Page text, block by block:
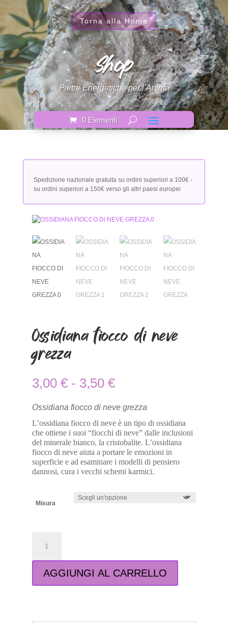
Torna alla Home
Shop
Pietre Energetiche per l’Anima
0 Elementi
Spedizione nazionale gratuita su ordini superiori a 100€ -
su ordini superiori a 150€ verso gli altri paesi europei
Ossidiana fiocco di neve
grezza
3,00 € - 3,50 €Fascia
di
da
3,00 €
a
3,50 €
Ossidiana fiocco di neve grezza
L’ossidiana fiocco di neve è un tipo di ossidiana
che ottiene i suoi “fiocchi di neve” dalle inclusioni
del minerale bianco, la cristobalite. L’ossidiana
fiocco di neve aiuta a portare le emozioni in
superficie e ad esaminare i modelli di pensiero
dannosi, cura i vecchi schemi karmici.
Misura
fiocco
grezzaAGGIUNGI AL CARRELLO